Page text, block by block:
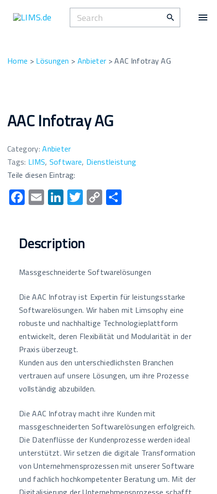
e
Home > Lösungen > Anbieter >AAC Infotray AG
AAC Infotray AG
Category:Anbieter
Tags: LIMS, Software, Dienstleistung
Teile diesen Eintrag:
F
ac
b
o
k
E
m
Li
n
e
n
T
wi
er
C
o
n
k
Description
Massgeschneiderte Softwarelösungen
Die AAC Infotray ist Expertin für leistungsstarke
Softwarelösungen. Wir haben mit Limsophy eine
robuste und nachhaltige Technologieplattform
entwickelt, deren Flexibilität und Modularität in der
Praxis überzeugt.
Kunden aus den unterschiedlichsten Branchen
vertrauen auf unsere Lösungen, um ihre Prozesse
vollständig abzubilden.
Die AAC Infotray macht ihre Kunden mit
massgeschneiderten Softwarelösungen erfolgreich.
Die Datenflüsse der Kundenprozesse werden ideal
unterstützt. Wir setzen die digitale Transformation
von Unternehmensprozessen mit unserer Software
und fachlich hochkompetenter Beratung um. Mit der